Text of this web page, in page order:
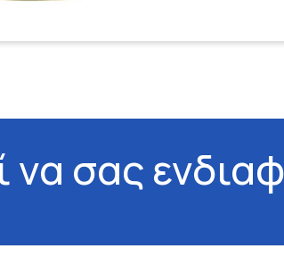
να σας